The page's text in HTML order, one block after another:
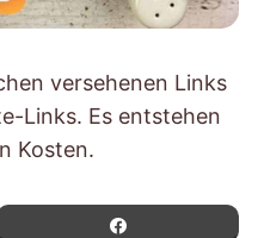
versehenen Links
Links. Es entstehen
Kosten.